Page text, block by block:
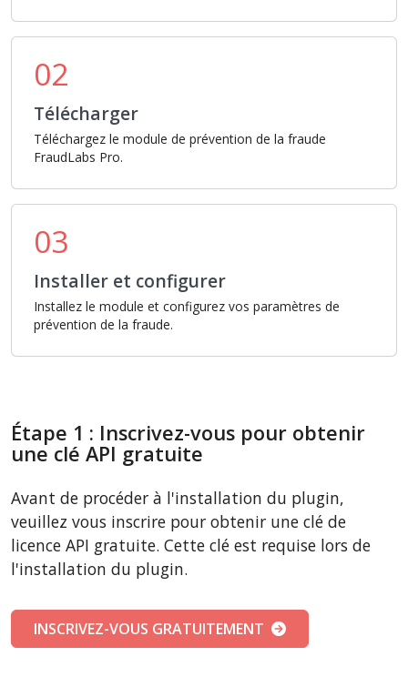
02
Télécharger
Téléchargez le module de prévention de la fraude
FraudLabs Pro.
03
Installer et configurer
Installez le module et configurez vos paramètres de
prévention de la fraude.
Étape 1 : Inscrivez-vous pour obtenir
une clé API gratuite
Avant de procéder à l'installation du plugin,
veuillez vous inscrire pour obtenir une clé de
licence API gratuite. Cette clé est requise lors de
l'installation du plugin.
INSCRIVEZ-VOUS GRATUITEMENT